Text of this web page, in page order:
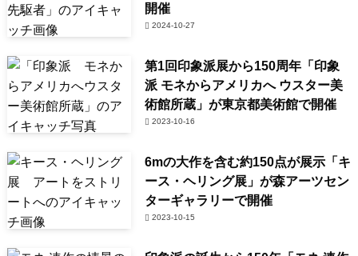
開催
2024-10-27
第1回印象派展から150周年「印象
派 モネからアメリカへ ウスター美
術館所蔵」が東京都美術館で開催
2023-10-16
6mの大作を含む約150点が展示「キ
ース・ヘリング展」が森アーツセン
ターギャラリーで開催
2023-10-15